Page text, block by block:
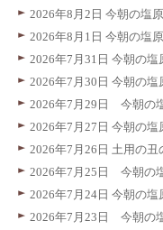
2026年8月2日 今朝の塩
2026年8月1日 今朝の塩
2026年7月31日 今朝の
2026年7月30日 今朝の
2026年7月29日 今朝
2026年7月27日 今朝
2026年7月26日 土用の
2026年7月25日 今朝
2026年7月24日 今朝の
2026年7月23日 今朝